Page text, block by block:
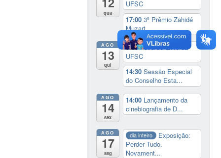
qua
UFSC
17:003º Prêmio Zahidé
Muzart
AGO
13
qui
9:00Feira do Livro da
UFSC
14:30Sessão Especial
do Conselho Esta...
AGO
14
sex
14:00 Lançamento da
cinebiografia de D...
AGO
17
seg
dia inteiro
Exposição:
Perder Tudo.
Novament...